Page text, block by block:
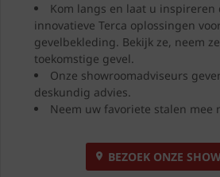
Kom langs en laat u inspireren
innovatieve Terca oplossingen
gevelbekleding. Bekijk ze, neem
toekomstige gevel.
Onze showroomadviseurs
deskundig advies.
Neem uw favoriete stalen mee
BEZOEK ONZE